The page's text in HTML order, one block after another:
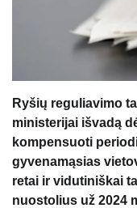
Ryšių reguliavimo
ministerijai išvadą
kompensuoti
gyvenamąsias
retai ir vidutiniškai
nuostolius už 2024